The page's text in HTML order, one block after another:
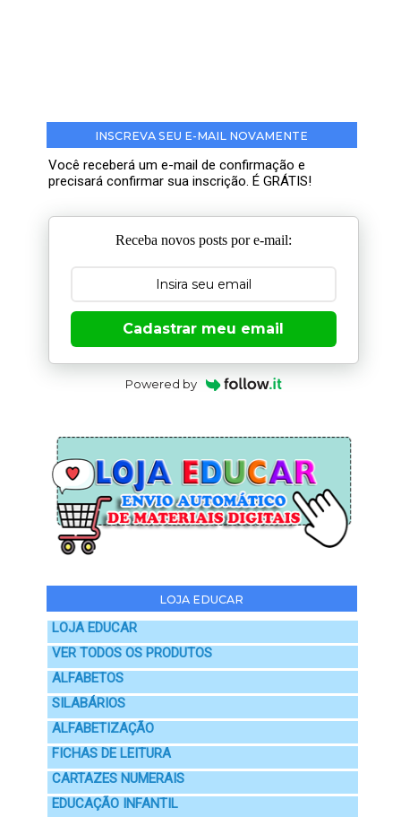
INSCREVA SEU E-MAIL NOVAMENTE
Você receberá um e-mail de confirmação e
precisará confirmar sua inscrição. É GRÁTIS!
Receba novos posts por e-mail:
Cadastrar meu email
Powered by
LOJA EDUCAR
LOJA EDUCAR
VER TODOS OS PRODUTOS
ALFABETOS
SILABÁRIOS
ALFABETIZAÇÃO
FICHAS DE LEITURA
CARTAZES NUMERAIS
EDUCAÇÃO INFANTIL